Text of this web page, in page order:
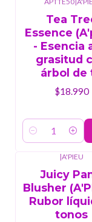
Tea
Essence
- Esencia
grasitud
árbol de
$18.990
Cantidad
|A'PIEU
Juicy
Blusher
Rubor
tonos